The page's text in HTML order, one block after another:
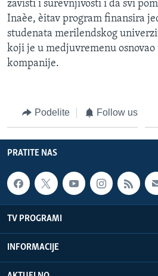
zavisti i surevnjivosti i da svi
Inaèe, èitav program finansira
studenata merilendskog
koji je u medjuvremenu osnovao
kompanije.
Podelite Follow us
PRATITE NAS
TV PROGRAMI
INFORMACIJE